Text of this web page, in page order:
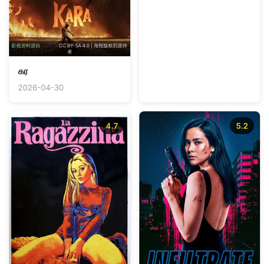
影视资料源自 TMDB· CC BY-SA 4.0 | 海报版权归原作
者
கர
2026-04-30
4.7 5.2